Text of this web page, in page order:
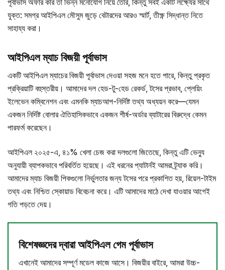
যুক্ত: সমগ্র আইপিএল মৌসুম জুড়ে বেটারদের আরও স্মার্ট, তীক্ষ্ণ সিদ্ধান্ত নিতে
সাহায্য করা।
আইপিএল ম্যাচ বিজয়ী পূর্বাভাস
একটি আইপিএল ম্যাচের বিজয়ী পূর্বাভাস দেওয়া সহজ মনে হতে পারে, কিন্তু প্রকৃত
প্রক্রিয়াটি বহুস্তরীয়। আমাদের দল হেড-টু-হেড রেকর্ড, টসের প্রভাব, প্লেয়িং
ইলেভেন কম্বিনেশন এবং এমনকি ম্যাচআপ-নির্দিষ্ট তথ্য অধ্যয়ন করে—যেমন
একজন নির্দিষ্ট বোলার ঐতিহাসিকভাবে একজন শীর্ষ-অর্ডার ব্যাটারের বিরুদ্ধে কেমন
পারফর্ম করেছেন।
আইপিএল ২০২৫-এ, ৪১% খেলা চেজ করা দলগুলো জিতেছে, কিন্তু এটি ভেন্যু
অনুযায়ী ব্যাপকভাবে পরিবর্তিত হয়েছে। এই ধরনের প্যাটার্নই আমরা ট্র্যাক করি।
আমাদের ম্যাচ বিজয়ী পিকগুলো নির্ভুলতার জন্য টসের পরে প্রকাশিত হয়, রিয়েল-টাইম
তথ্য এবং নিশ্চিত স্কোয়াড বিবেচনা করে। এটি আমাদের মাঠে দেখা যাওয়ার আগেই
গতি পড়তে দেয়।
বিশেষজ্ঞদের দ্বারা আইপিএল গেম পূর্বাভাস
এখানেই আমাদের সম্পূর্ণ মডেল কাজে আসে। বিজয়ীর বাইরে, আমরা উচ্চ-